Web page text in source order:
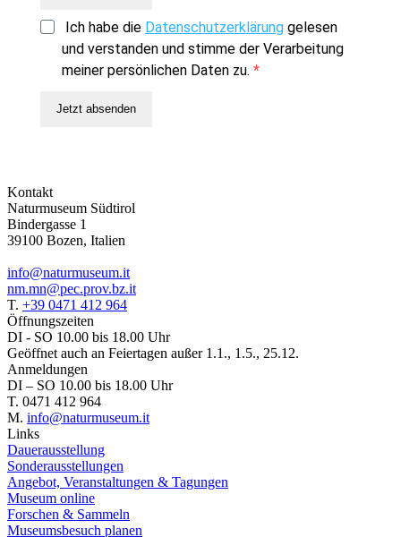
Ich habe die Datenschutzerklärung gelesen
und verstanden und stimme der Verarbeitung
meiner persönlichen Daten zu.
Jetzt absenden
Kontakt
Naturmuseum Südtirol
Bindergasse 1
39100 Bozen, Italien
info@naturmuseum.it
nm.mn@pec.prov.bz.it
T. +39 0471 412 964
Öffnungszeiten
DI - SO 10.00 bis 18.00 Uhr
Geöffnet auch an Feiertagen außer 1.1., 1.5., 25.12.
Anmeldungen
DI – SO 10.00 bis 18.00 Uhr
T. 0471 412 964
M. info@naturmuseum.it
Links
Dauerausstellung
Sonderausstellungen
Angebot, Veranstaltungen & Tagungen
Museum online
Forschen & Sammeln
Museumsbesuch planen